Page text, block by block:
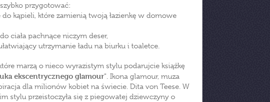
przygotować:
do kąpieli, które zamienią twoją łazienkę w domowe
ciała pachnące niczym deser,
utrzymanie ładu na biurku i toaletce.
marzą o nieco wyrazistym stylu podarujcie książkę
ekscentrycznego glamour". Ikona glamour, muza
dla milionów kobiet na świecie. Dita von Teese. W
stylu przeistoczyła się z piegowatej dziewczyny o